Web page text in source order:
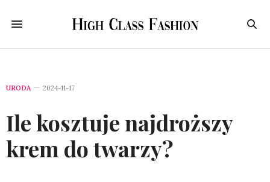
URODA 2024-11-17
Ile kosztuje najdroższy
krem do twarzy?